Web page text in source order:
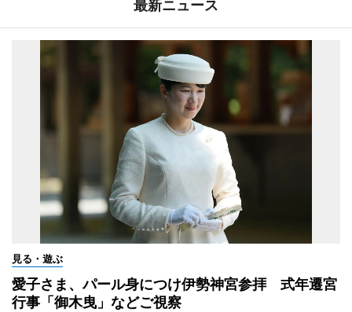
最新ニュース
見る・遊ぶ
愛子さま、パール身につけ伊勢神宮参拝 式年遷宮
行事「御木曳」などご視察